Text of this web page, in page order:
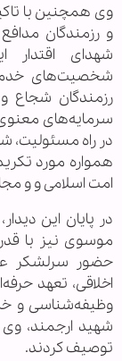
وی همچنین با
و رزمندگان
شهدای اقتدار
شخصیت‌های
رزمندگان شجاع
سرمایه‌های
در راه مسئولیت،
همواره مورد
امت اسلامی و و
در پایان این
موسوی نیز با
حضور سرلشکر
اخلاقی، تعهد
وظیفه‌شناسی و
شهید ارجمند، وی
توصیف کردند.